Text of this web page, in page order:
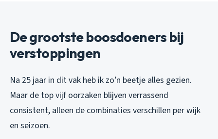
De grootste boosdoeners bij
verstoppingen
Na 25 jaar in dit vak heb ik zo’n beetje alles gezien.
Maar de top vijf oorzaken blijven verrassend
consistent, alleen de combinaties verschillen per wijk
en seizoen.